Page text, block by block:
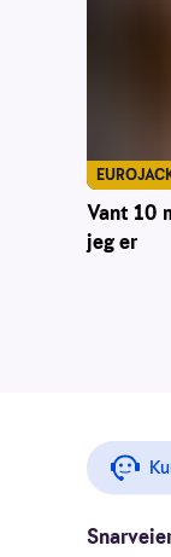
Vant 10
jeg er